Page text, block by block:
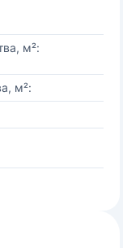
м²:
м²: